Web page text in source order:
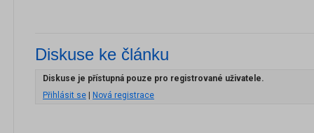
Diskuse ke článku
Diskuse je přístupná pouze pro registrované uživatele.
Přihlásit se
Nová registrace